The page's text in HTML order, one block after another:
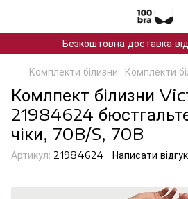
Безкоштовна доставка
Комплекти білизни Комплекти
Комлпект білизни
21984624
чіки, 70B/S, 70B
Артикул: 21984624 Написати відгук